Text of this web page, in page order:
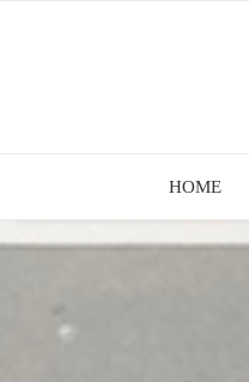
HOME